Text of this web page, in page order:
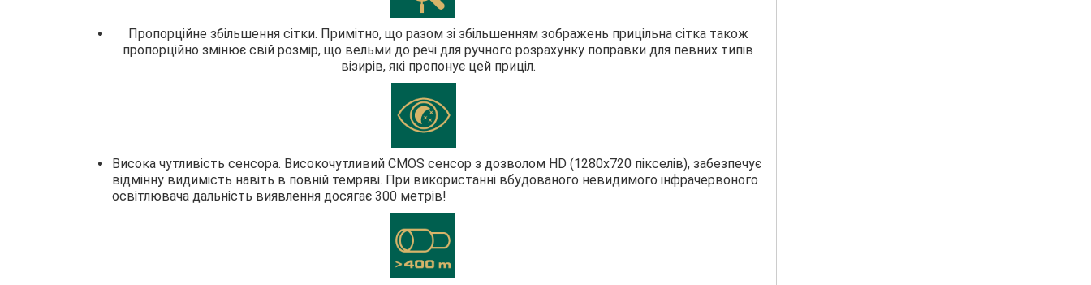
Пропорційне збільшення сітки. Примітно, що разом зі збільшенням зображень прицільна сітка також
пропорційно змінює свій розмір, що вельми до речі для ручного розрахунку поправки для певних типів
візирів, які пропонує цей приціл.
Висока чутливість сенсора. Високочутливий CMOS сенсор з дозволом HD (1280x720 пікселів), забезпечує
відмінну видимість навіть в повній темряві. При використанні вбудованого невидимого інфрачервоного
освітлювача дальність виявлення досягає 300 метрів!